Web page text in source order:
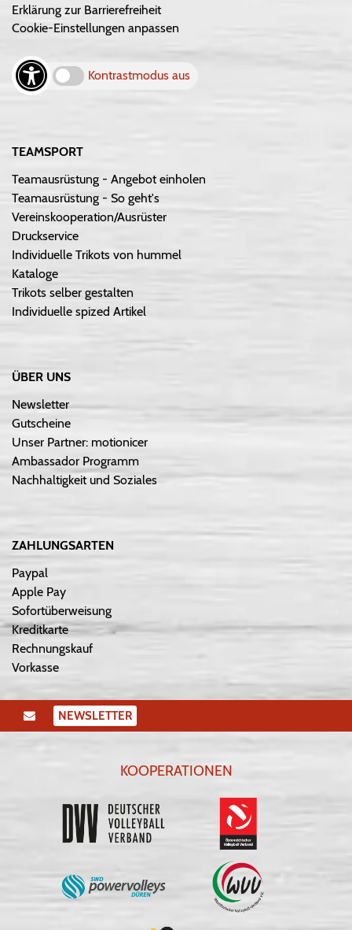
Erklärung zur Barrierefreiheit
Cookie-Einstellungen anpassen
Kontrastmodus aus
TEAMSPORT
Teamausrüstung - Angebot einholen
Teamausrüstung - So geht's
Vereinskooperation/Ausrüster
Druckservice
Individuelle Trikots von hummel
Kataloge
Trikots selber gestalten
Individuelle spized Artikel
ÜBER UNS
Newsletter
Gutscheine
Unser Partner: motionicer
Ambassador Programm
Nachhaltigkeit und Soziales
ZAHLUNGSARTEN
Paypal
Apple Pay
Sofortüberweisung
Kreditkarte
Rechnungskauf
Vorkasse
NEWSLETTER
KOOPERATIONEN